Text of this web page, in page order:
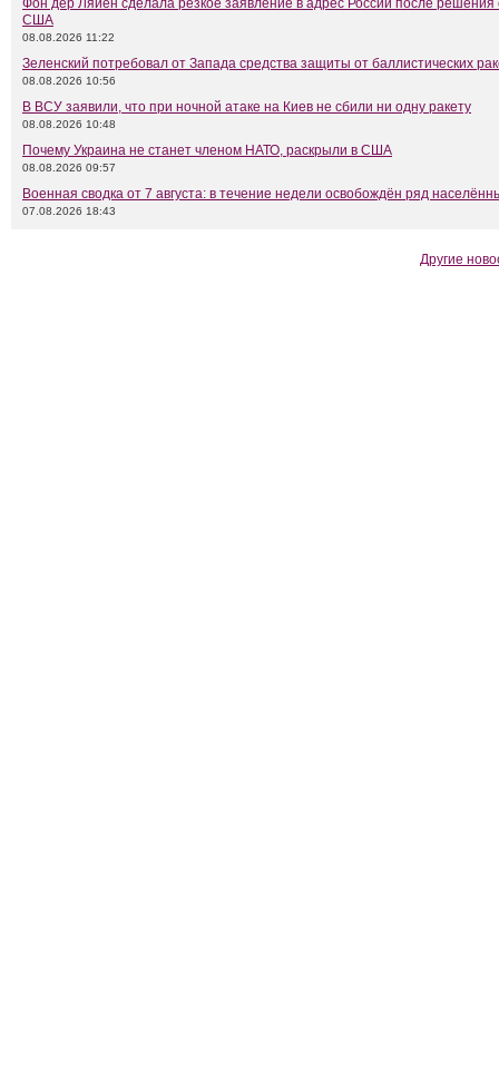
Фон дер Ляйен сделала резкое заявление в адрес России после решения
США
08.08.2026 11:22
Зеленский потребовал от Запада средства защиты от баллистических
08.08.2026 10:56
В ВСУ заявили, что при ночной атаке на Киев не сбили ни одну ракету
08.08.2026 10:48
Почему Украина не станет членом НАТО, раскрыли в США
08.08.2026 09:57
Военная сводка от 7 августа: в течение недели освобождён ряд
07.08.2026 18:43
Другие